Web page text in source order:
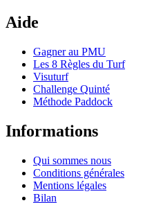
Aide
Gagner au PMU
Les 8 Règles du Turf
Visuturf
Challenge Quinté
Méthode Paddock
Informations
Qui sommes nous
Conditions générales
Mentions légales
Bilan